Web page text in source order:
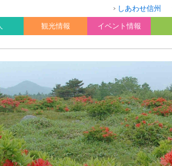
しあわせ信州
観光情報 イベント情報